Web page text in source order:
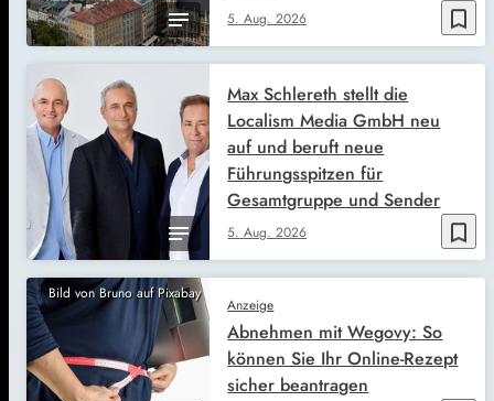
bookmark_border
5. Aug. 2026
bookmark_border
5. Aug. 2026
Max Schlereth stellt die
Localism Media GmbH neu
auf und beruft neue
Führungsspitzen für
Gesamtgruppe und Sender
Bild von Bruno auf Pixabay
Anzeige
Abnehmen mit Wegovy: So
können Sie Ihr Online-Rezept
sicher beantragen